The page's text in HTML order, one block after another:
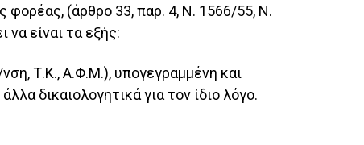
φορέας, (άρθρο 33, παρ. 4, Ν. 1566/55, Ν.
είναι τα εξής:
Τ.Κ., Α.Φ.Μ.), υπογεγραμμένη και
δικαιολογητικά για τον ίδιο λόγο.